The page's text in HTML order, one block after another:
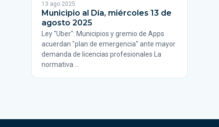
13 ago 2025
Municipio al Día, miércoles 13 de
agosto 2025
Ley "Uber": Municipios y gremio de Apps
acuerdan "plan de emergencia" ante mayor
demanda de licencias profesionales La
normativa …